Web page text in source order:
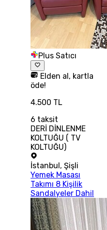
Plus Satıcı
Elden al, kartla
öde!
4.500 TL
6 taksit
DERİ DİNLENME
KOLTUĞU ( TV
KOLTUĞU)
İstanbul,Şişli
Yemek Masası
Takımı 8 Kişilik
Sandalyeler Dahil